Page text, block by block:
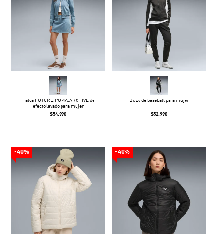
Falda FUTURE.PUMA.ARCHIVE de
efecto lavado para mujer
$54.990
Buzo de baseball para mujer
$52.990
-40% -40%